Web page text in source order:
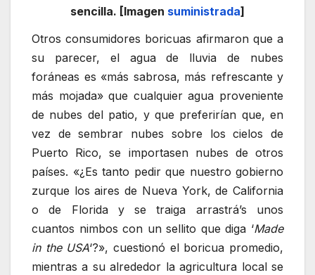
sencilla. [Imagen suministrada]
Otros consumidores boricuas afirmaron que a
su parecer, el agua de lluvia de nubes
foráneas es «más sabrosa, más refrescante y
más mojada» que cualquier agua proveniente
de nubes del patio, y que preferirían que, en
vez de sembrar nubes sobre los cielos de
Puerto Rico, se importasen nubes de otros
países. «¿Es tanto pedir que nuestro gobierno
zurque los aires de Nueva York, de California
o de Florida y se traiga arrastrá’s unos
cuantos nimbos con un sellito que diga ‘Made
in the USA‘?», cuestionó el boricua promedio,
mientras a su alrededor la agricultura local se